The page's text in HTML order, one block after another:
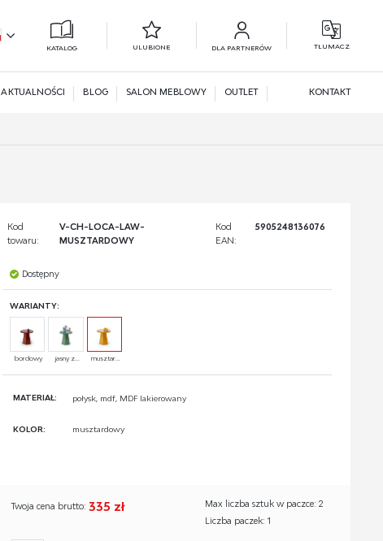
KATALOG ULUBIONE DLA PARTNERÓW TŁUMACZ
AKTUALNOŚCI BLOG SALON MEBLOWY OUTLET KONTAKT
Kod
towaru:
V-CH-LOCA-LAW-
MUSZTARDOWY
Kod
EAN:
5905248136076
Dostępny
WARIANTY:
bordowy jasny z... musztar...
MATERIAŁ: połysk, mdf, MDF lakierowany
KOLOR: musztardowy
Twoja cena brutto: 335 zł
Max liczba sztuk w paczce: 2
Liczba paczek: 1